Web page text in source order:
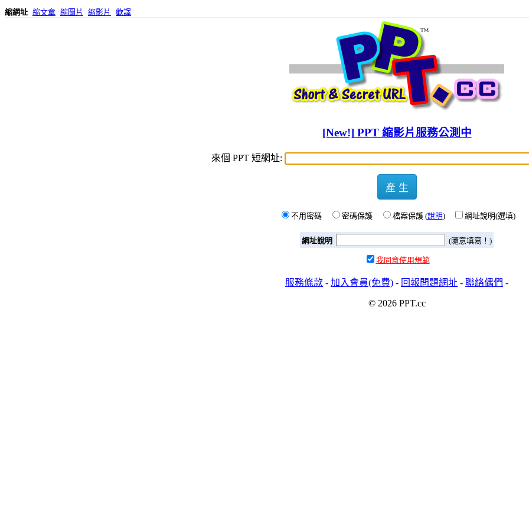
縮網址 縮文章 縮圖片 縮影片 歡譯
[New!] PPT 縮影片服務公測中
來個 PPT 短網址:
產 生
不用密碼 密碼保護 檔案保護 (說明) 網址說明(選填)
網址說明 (隨意填寫！)
我同意使用規範
服務條款 - 加入會員(免費) - 回報問題網址 - 聯絡偶們 -
© 2026 PPT.cc